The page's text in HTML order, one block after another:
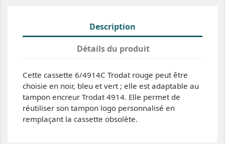
Description
Détails du produit
Cette cassette 6/4914C Trodat rouge peut être
choisie en noir, bleu et vert ; elle est adaptable au
tampon encreur Trodat 4914. Elle permet de
réutiliser son tampon logo personnalisé en
remplaçant la cassette obsolète.